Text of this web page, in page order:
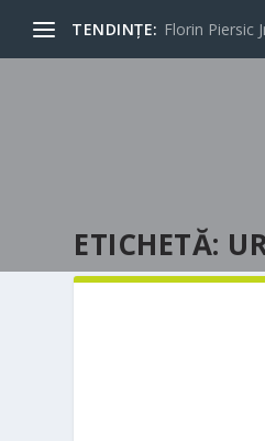
TENDINȚE: Florin Piersic
ETICHETĂ: